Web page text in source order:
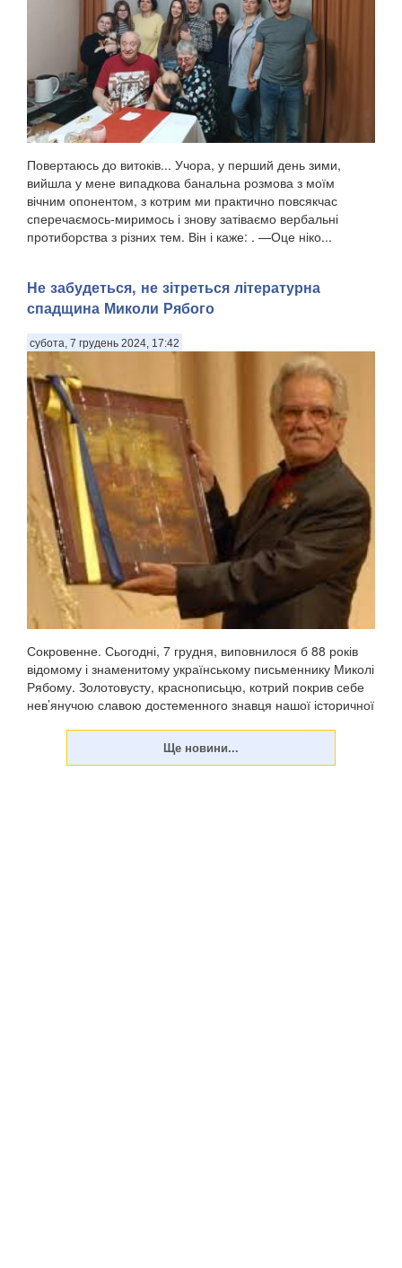
Повертаюсь до витоків... Учора, у перший день зими,
вийшла у мене випадкова банальна розмова з моїм
вічним опонентом, з котрим ми практично повсякчас
сперечаємось-миримось і знову затіваємо вербальні
протиборства з різних тем. Він і каже: . —Оце ніко...
Не забудеться, не зітреться літературна
спадщина Миколи Рябого
субота, 7 грудень 2024, 17:42
Сокровенне. Сьогодні, 7 грудня, виповнилося б 88 років
відомому і знаменитому українському письменнику Миколі
Рябому. Золотовусту, краснописьцю, котрий покрив себе
нев’янучою славою достеменного знавця нашої історичної